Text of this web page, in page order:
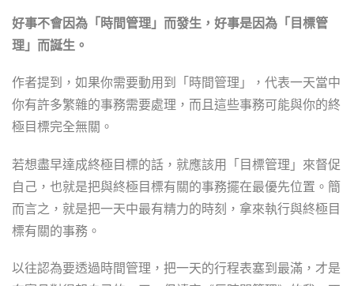
好事不會因為「時間管理」而發生，好事是因為「目標管
理」而誕生。
作者提到，如果你需要動用到「時間管理」，代表一天當中
你有許多繁雜的事務需要處理，而且這些事務可能與你的終
極目標完全無關。
若想盡早達成終極目標的話，就應該用「目標管理」來督促
自己，也就是把與終極目標有關的事務擺在最優先位置。簡
而言之，就是把一天中最有精力的時刻，拿來執行與終極目
標有關的事務。
以往認為要透過時間管理，把一天的行程表塞到最滿，才是